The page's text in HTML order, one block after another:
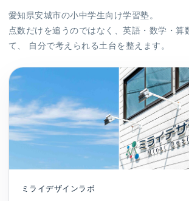
愛知県安城市の小中学生向け学習塾。
点数だけを追うのではなく、英語・数学・算
て、 自分で考えられる土台を整えます。
ミライデザインラボ